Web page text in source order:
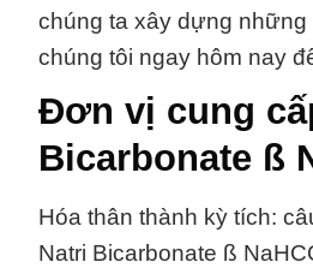
chúng ta xây dựng những
chúng tôi ngay hôm nay
Đơn vị cung
Bicarbonate ß
Hóa thân thành kỳ tích:
Natri Bicarbonate ß